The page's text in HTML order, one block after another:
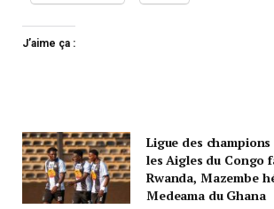
J’aime ça :
Ligue des champions
les Aigles du Congo
Rwanda, Mazembe
Medeama du Ghana